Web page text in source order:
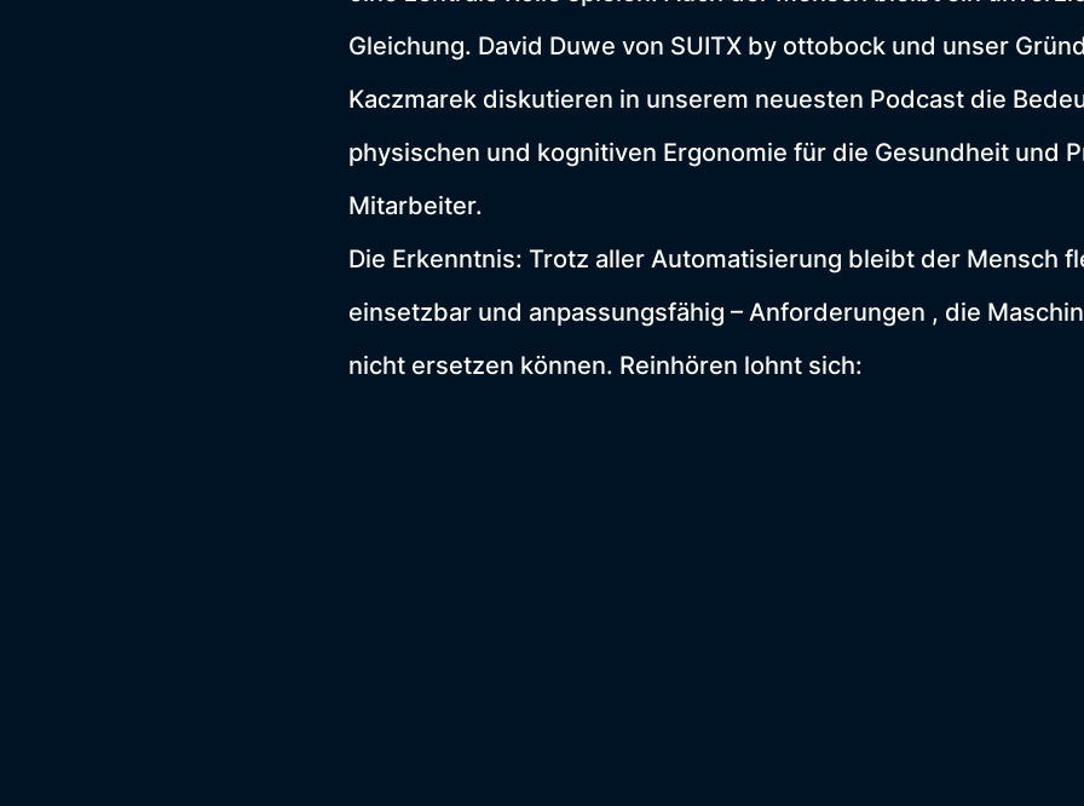
Gleichung. David Duwe von SUITX by ottobock und unser
Kaczmarek diskutieren in unserem neuesten Podcast die
physischen und kognitiven Ergonomie für die Gesundheit und
Mitarbeiter.
Die Erkenntnis: Trotz aller Automatisierung bleibt der Mensch
einsetzbar und anpassungsfähig – Anforderungen , die
nicht ersetzen können. Reinhören lohnt sich: